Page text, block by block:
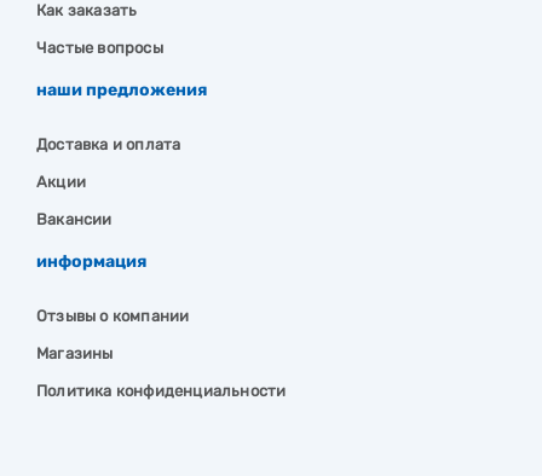
Как заказать
Частые вопросы
наши предложения
Доставка и оплата
Акции
Вакансии
информация
Отзывы о компании
Магазины
Политика конфиденциальности